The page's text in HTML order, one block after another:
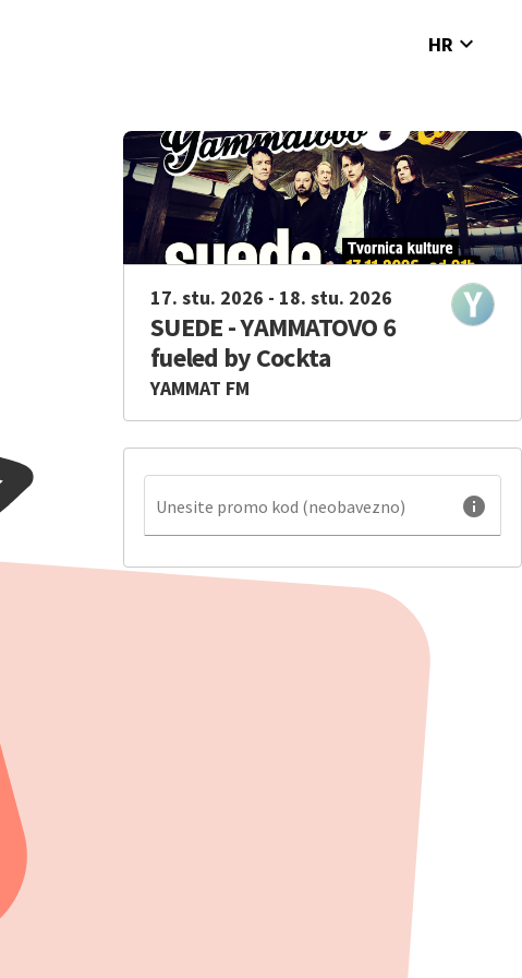
HR expand_more
17. stu. 2026 - 18. stu. 2026
SUEDE - YAMMATOVO 6
fueled by Cockta
YAMMAT FM
Unesite promo kod (neobavezno) info